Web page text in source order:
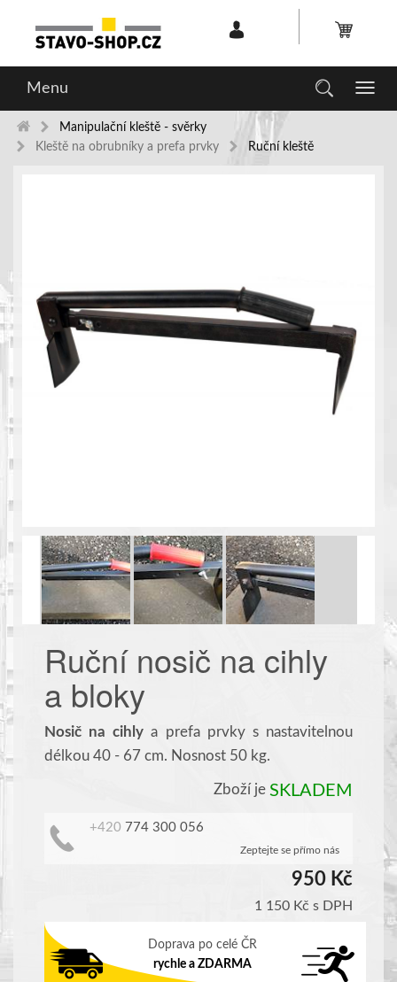
Toggle
Menu
Manipulační kleště - svěrky
Kleště na obrubníky a prefa prvky
Ruční kleště
Ruční nosič na cihly
a bloky
Nosič na cihly a prefa prvky s nastavitelnou
délkou 40 - 67 cm. Nosnost 50 kg.
Zboží je SKLADEM
+420 774 300 056
Zeptejte se přímo nás
950 Kč
1 150 Kč s DPH
Doprava po celé ČR
rychle a ZDARMA